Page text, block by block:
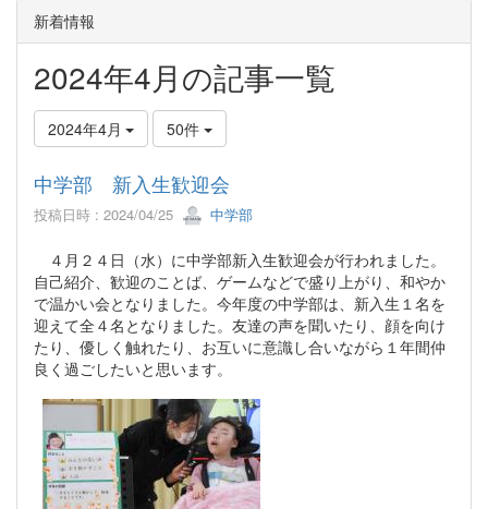
新着情報
2024年4月の記事一覧
2024年4月 50件
中学部 新入生歓迎会
投稿日時 : 2024/04/25 中学部
４月２４日（水）に中学部新入生歓迎会が行われました。
自己紹介、歓迎のことば、ゲームなどで盛り上がり、和やか
で温かい会となりました。今年度の中学部は、新入生１名を
迎えて全４名となりました。友達の声を聞いたり、顔を向け
たり、優しく触れたり、お互いに意識し合いながら１年間仲
良く過ごしたいと思います。